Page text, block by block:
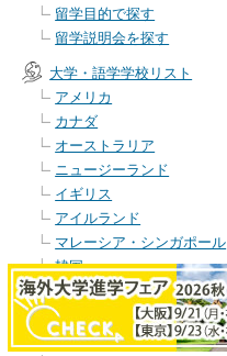
留学目的で探す
留学説明会を探す
大学・語学学校リスト
アメリカ
カナダ
オーストラリア
ニュージーランド
イギリス
アイルランド
マレーシア・シンガポール
韓国
フィリピン
インド
スイス